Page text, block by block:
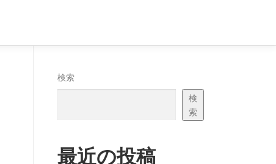
検索
検
索
最近の投稿